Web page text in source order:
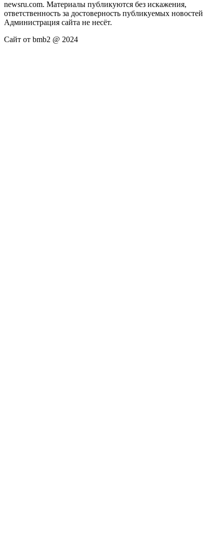
newsru.com. Материалы публикуются без искажения,
ответственность за достоверность публикуемых новостей
Администрация сайта не несёт.
Сайт от bmb2 @ 2024